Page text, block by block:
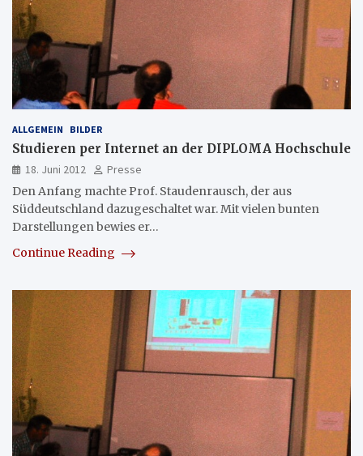
ALLGEMEIN BILDER
Studieren per Internet an der DIPLOMA Hochschule
18. Juni 2012
Presse
Den Anfang machte Prof. Staudenrausch, der aus
Süddeutschland dazugeschaltet war. Mit vielen bunten
Darstellungen bewies er…
Continue Reading